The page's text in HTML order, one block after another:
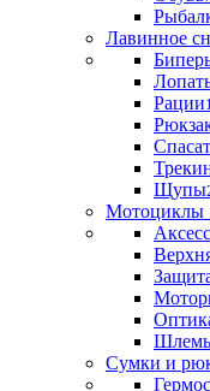
Лавинное
Рации
Щупы
Мотоциклы
Сумки и